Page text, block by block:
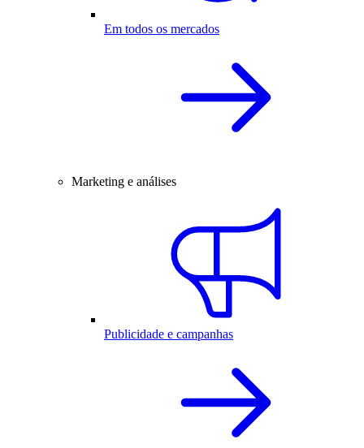
Em todos os mercados
Marketing e análises
Publicidade e campanhas